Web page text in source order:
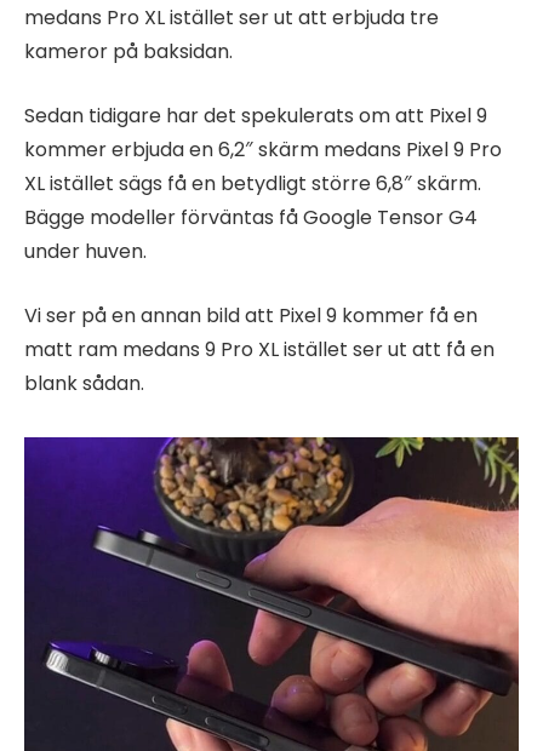
medans Pro XL istället ser ut att erbjuda tre
kameror på baksidan.
Sedan tidigare har det spekulerats om att Pixel 9
kommer erbjuda en 6,2″ skärm medans Pixel 9 Pro
XL istället sägs få en betydligt större 6,8″ skärm.
Bägge modeller förväntas få Google Tensor G4
under huven.
Vi ser på en annan bild att Pixel 9 kommer få en
matt ram medans 9 Pro XL istället ser ut att få en
blank sådan.